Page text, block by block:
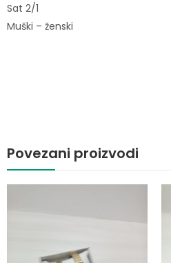
Sat 2/1
Muški – ženski
Povezani proizvodi